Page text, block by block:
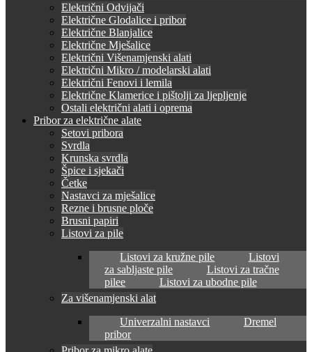
Električni Odvijači
Električne Glodalice i pribor
Električne Blanjalice
Električne Mješalice
Električni Višenamjenski alati
Električni Mikro / modelarski alati
Električni Fenovi i lemila
Električne Klamerice i pištolji za ljepljenje
Ostali električni alati i oprema
Pribor za električne alate
Setovi pribora
Svrdla
Krunska svrdla
Špice i sjekači
Četke
Nastavci za mješalice
Rezne i brusne ploče
Brusni papiri
Listovi za pile
Listovi za kružne pile
Listovi
za sabljaste pile
Listovi za tračne
pilee
Listovi za ubodne pile
Za višenamjenski alat
Univerzalni nastavci
Dremel
pribor